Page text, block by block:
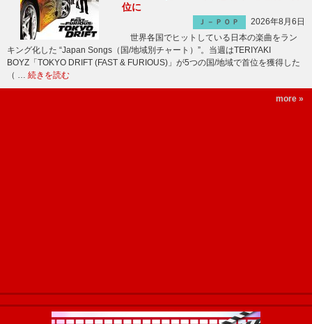
位に
Ｊ－ＰＯＰ
2026年8月6日
世界各国でヒットしている日本の楽曲をラン
キング化した “Japan Songs（国/地域別チャート）”。当週はTERIYAKI
BOYZ「TOKYO DRIFT (FAST & FURIOUS)」が5つの国/地域で首位を獲得した
（ … 続きを読む
more »